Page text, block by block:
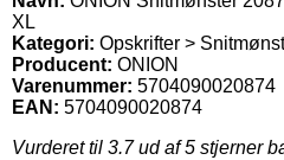
XL
Kategori: Opskrifter >
Producent: ONION
Varenummer: 5704090020874
EAN: 5704090020874
Vurderet til 3.7ud af 5 stjerner